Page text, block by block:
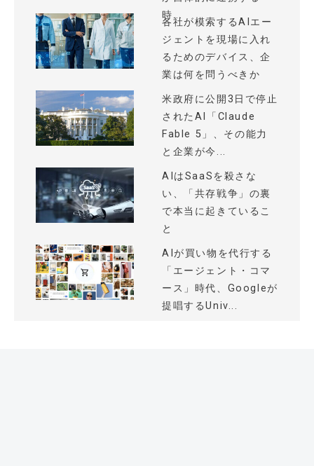
時...
各社が模索するAIエー
ジェントを現場に入れ
るためのデバイス、企
業は何を問うべきか
米政府に公開3日で停止
されたAI「Claude
Fable 5」、その能力
と企業が今...
AIはSaaSを殺さな
い、「共存戦争」の裏
で本当に起きているこ
と
AIが買い物を代行する
「エージェント・コマ
ース」時代、Googleが
提唱するUniv...